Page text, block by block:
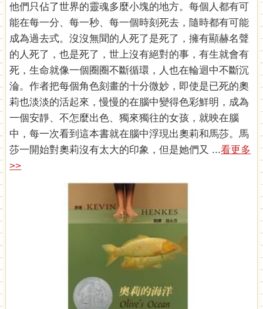
他們只佔了世界的靈魂多麼小塊的地方。每個人都有可
能在每一分、每一秒、每一個時刻死去，隨時都有可能
成為過去式。沒沒無聞的人死了是死了，擁有顯赫名聲
的人死了，也是死了，世上沒有絕對的事，有生就會有
死，生命就像一個圈圈不斷循環，人也在輪迴中不斷沉
淪。作者把每個角色刻畫的十分微妙，即使是已死的奧
莉也淡淡的活起來，慢慢的在腦中變得色彩鮮明，成為
一個安靜、不怎麼出色、獨來獨往的女孩，就映在腦
中，每一次看到這本書就在腦中浮現出奧莉和馬莎。馬
莎一開始對奧莉沒有太大的印象，但是她們又 ...看更多
>>